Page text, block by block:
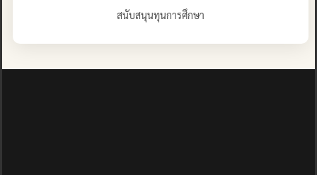
สนับสนุนทุนการศึกษา